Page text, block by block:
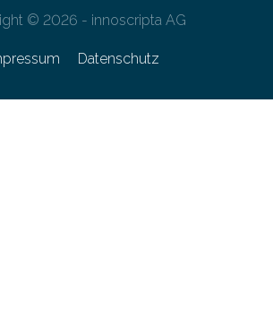
© 2026 - innoscripta AG
Datenschutz